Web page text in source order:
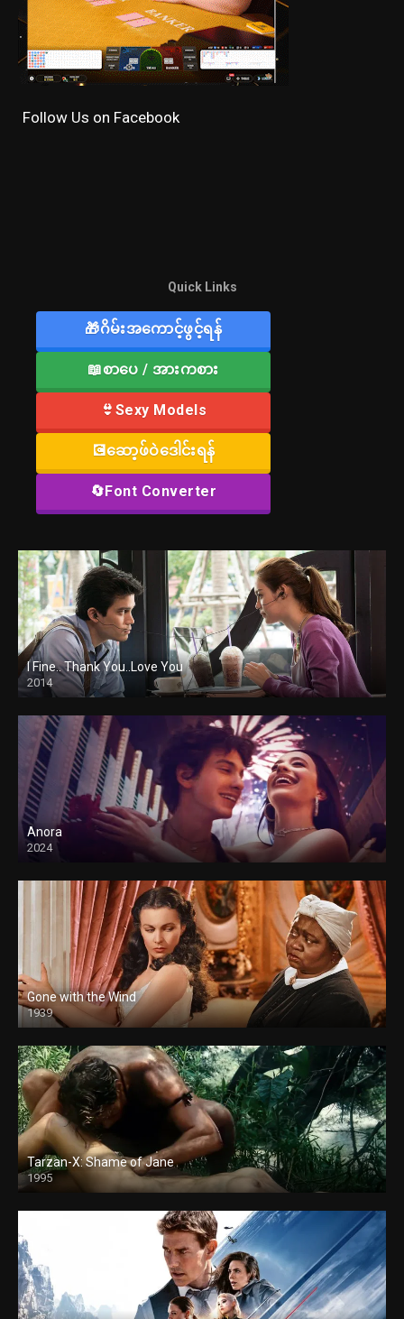
Follow Us on Facebook
Quick Links
🎁ဂိမ်းအကောင့်ဖွင့်ရန်
📖စာပေ / အားကစား
👙Sexy Models
💽ဆော့ဖ်ဝဲဒေါင်းရန်
🔄Font Converter
I Fine.. Thank You..Love You
2014
Anora
2024
Gone with the Wind
1939
Tarzan-X: Shame of Jane
1995